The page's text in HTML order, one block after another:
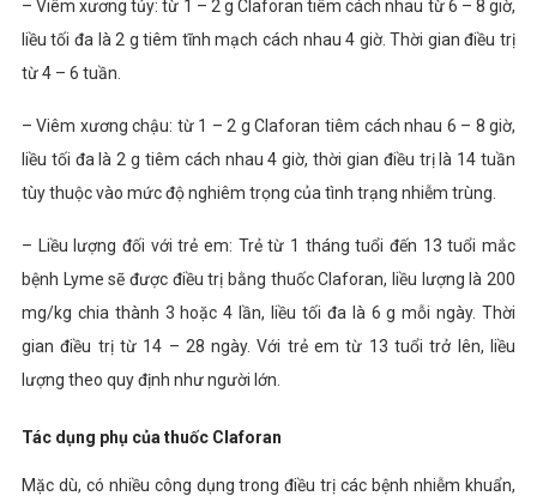
– Viêm xương tủy: từ 1 – 2 g Claforan tiêm cách nhau từ 6 – 8 giờ,
liều tối đa là 2 g tiêm tĩnh mạch cách nhau 4 giờ. Thời gian điều trị
từ 4 – 6 tuần.
– Viêm xương chậu: từ 1 – 2 g Claforan tiêm cách nhau 6 – 8 giờ,
liều tối đa là 2 g tiêm cách nhau 4 giờ, thời gian điều trị là 14 tuần
tùy thuộc vào mức độ nghiêm trọng của tình trạng nhiễm trùng.
– Liều lượng đối với trẻ em: Trẻ từ 1 tháng tuổi đến 13 tuổi mắc
bệnh Lyme sẽ được điều trị bằng thuốc Claforan, liều lượng là 200
mg/kg chia thành 3 hoặc 4 lần, liều tối đa là 6 g mỗi ngày. Thời
gian điều trị từ 14 – 28 ngày. Với trẻ em từ 13 tuổi trở lên, liều
lượng theo quy định như người lớn.
Tác dụng phụ của thuốc Claforan
Mặc dù, có nhiều công dụng trong điều trị các bệnh nhiễm khuẩn,